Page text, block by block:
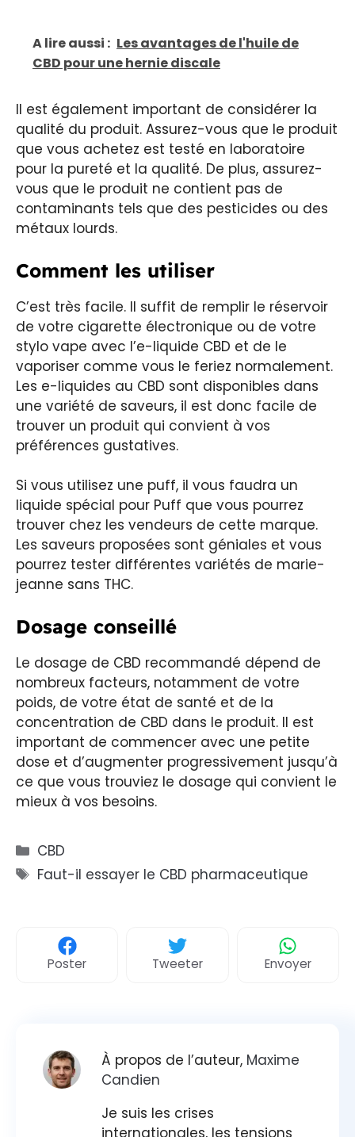
A lire aussi : Les avantages de l'huile de
CBD pour une hernie discale
Il est également important de considérer la
qualité du produit. Assurez-vous que le produit
que vous achetez est testé en laboratoire
pour la pureté et la qualité. De plus, assurez-
vous que le produit ne contient pas de
contaminants tels que des pesticides ou des
métaux lourds.
Comment les utiliser
C’est très facile. Il suffit de remplir le réservoir
de votre cigarette électronique ou de votre
stylo vape avec l’e-liquide CBD et de le
vaporiser comme vous le feriez normalement.
Les e-liquides au CBD sont disponibles dans
une variété de saveurs, il est donc facile de
trouver un produit qui convient à vos
préférences gustatives.
Si vous utilisez une puff, il vous faudra un
liquide spécial pour Puff que vous pourrez
trouver chez les vendeurs de cette marque.
Les saveurs proposées sont géniales et vous
pourrez tester différentes variétés de marie-
jeanne sans THC.
Dosage conseillé
Le dosage de CBD recommandé dépend de
nombreux facteurs, notamment de votre
poids, de votre état de santé et de la
concentration de CBD dans le produit. Il est
important de commencer avec une petite
dose et d’augmenter progressivement jusqu’à
ce que vous trouviez le dosage qui convient le
mieux à vos besoins.
Catégories
CBD
Étiquettes
Faut-il essayer le CBD pharmaceutique
Poster Tweeter Envoyer
À propos de l’auteur, Maxime
Candien
Je suis les crises
internationales, les tensions